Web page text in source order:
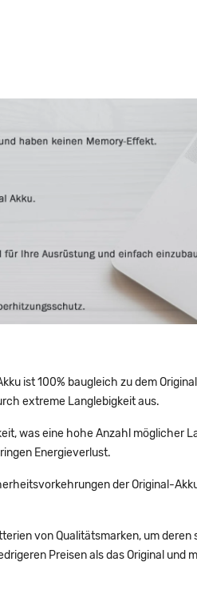
ist 100% baugleich zu dem
extreme Langlebigkeit aus.
was eine hohe Anzahl möglicher
Energieverlust.
der Original-
von Qualitätsmarken, um
Preisen als das Original und